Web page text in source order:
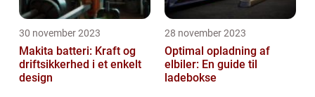
30 november 2023
Makita batteri: Kraft og
driftsikkerhed i et enkelt
design
28 november 2023
Optimal opladning af
elbiler: En guide til
ladebokse